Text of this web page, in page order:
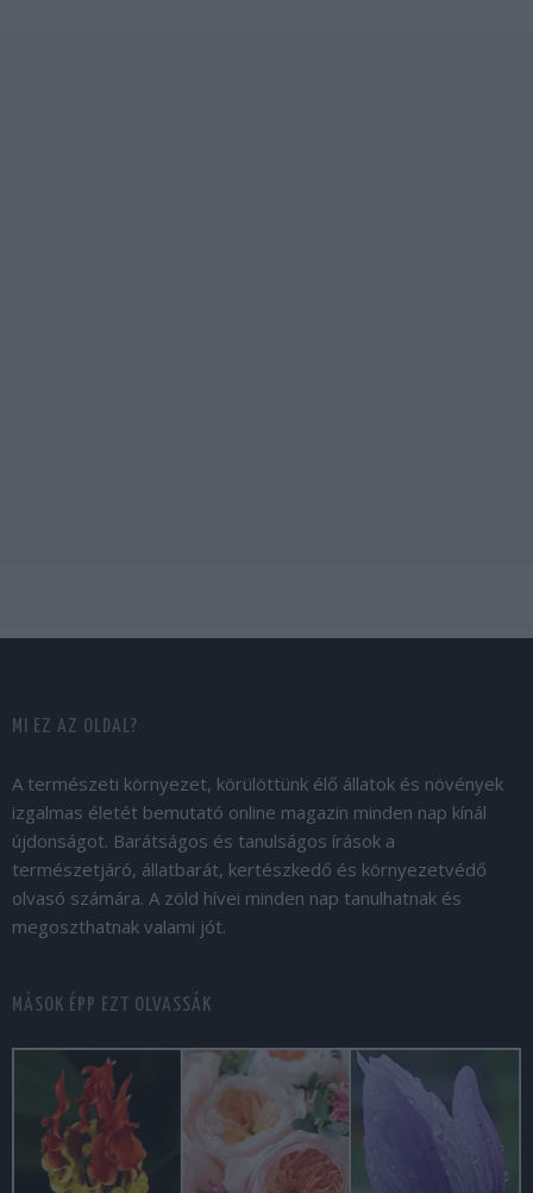
MI EZ AZ OLDAL?
A természeti környezet, körülöttünk élő állatok és növények
izgalmas életét bemutató online magazin minden nap kínál
újdonságot. Barátságos és tanulságos írások a
természetjáró, állatbarát, kertészkedő és környezetvédő
olvasó számára. A zöld hívei minden nap tanulhatnak és
megoszthatnak valami jót.
MÁSOK ÉPP EZT OLVASSÁK